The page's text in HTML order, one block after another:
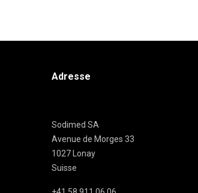
Adresse
Sodimed SA
Avenue de Morges 33
1027 Lonay
Suisse